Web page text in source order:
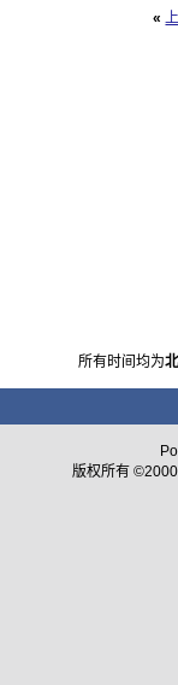
«
所有时间均为
版权所有